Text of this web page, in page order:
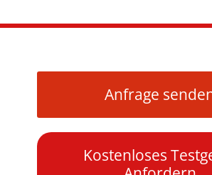
Anfrage
Kostenloses